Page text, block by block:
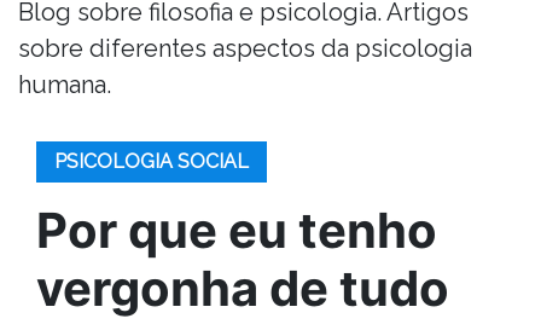
Blog sobre filosofia e psicologia. Artigos
sobre diferentes aspectos da psicologia
humana.
PSICOLOGIA SOCIAL
Por que eu tenho
vergonha de tudo